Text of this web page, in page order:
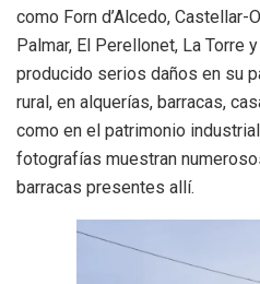
como Forn d’Alcedo, Castellar-
Palmar, El Perellonet, La Torre
producido serios daños en su
rural, en alquerías, barracas,
como en el patrimonio
fotografías muestran
barracas presentes allí.